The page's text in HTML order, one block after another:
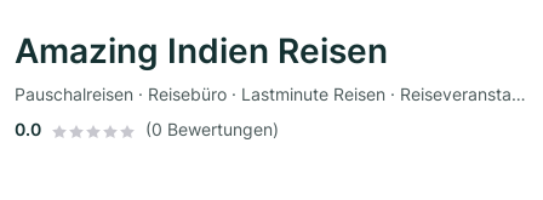
Amazing Indien Reisen
Pauschalreisen · Reisebüro · Lastminute Reisen · Reiseveranstalter · Asiatisch · Indisch · Ayurveda · Flughafentransfer
0.0
(0 Bewertungen)